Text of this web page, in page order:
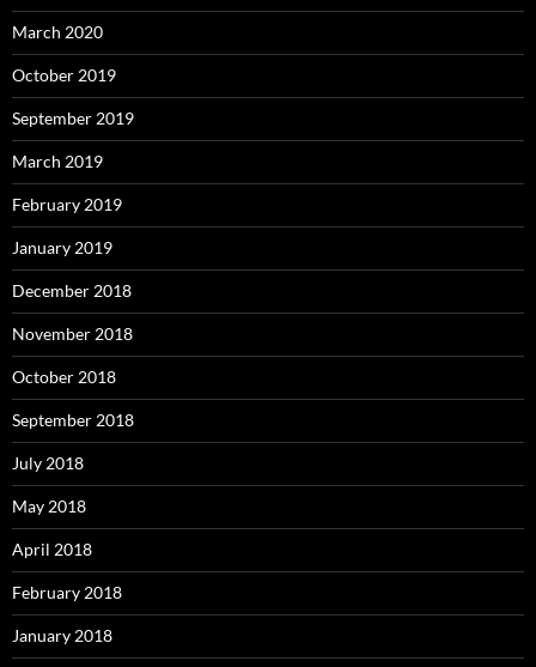
March 2020
October 2019
September 2019
March 2019
February 2019
January 2019
December 2018
November 2018
October 2018
September 2018
July 2018
May 2018
April 2018
February 2018
January 2018